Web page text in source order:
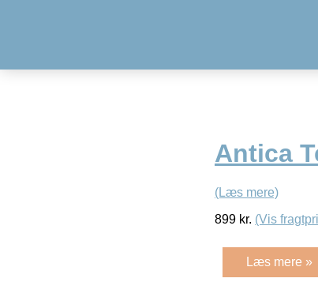
Antica
(Læs mere)
899 kr. (Vis
Læs mere »